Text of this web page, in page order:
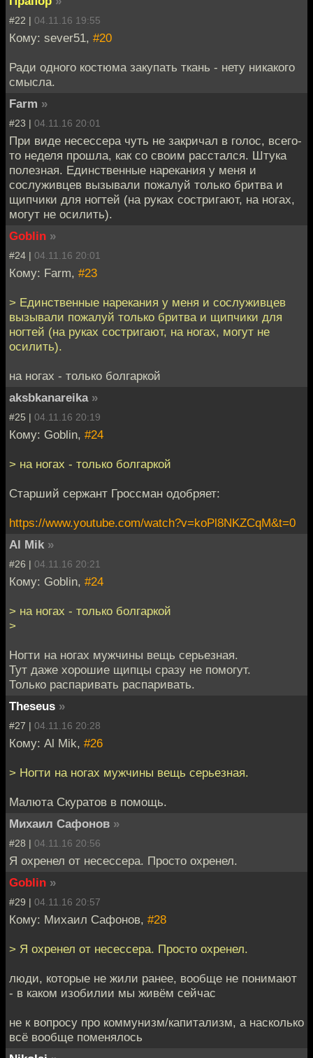
#22 | 04.11.16 19:55
Кому: sever51, #20
Ради одного костюма закупать ткань - нету никакого
смысла.
Farm »
#23 | 04.11.16 20:01
При виде несессера чуть не закричал в голос, всего-
то неделя прошла, как со своим расстался. Штука
полезная. Единственные нарекания у меня и
сослуживцев вызывали пожалуй только бритва и
щипчики для ногтей (на руках состригают, на ногах,
могут не осилить).
Goblin »
#24 | 04.11.16 20:01
Кому: Farm, #23
> Единственные нарекания у меня и сослуживцев
вызывали пожалуй только бритва и щипчики для
ногтей (на руках состригают, на ногах, могут не
осилить).
на ногах - только болгаркой
aksbkanareika »
#25 | 04.11.16 20:19
Кому: Goblin, #24
> на ногах - только болгаркой
Старший сержант Гроссман одобряет:
https://www.youtube.com/watch?v=koPl8NKZCqM&t=0
Al Mik »
#26 | 04.11.16 20:21
Кому: Goblin, #24
> на ногах - только болгаркой
>
Ногти на ногах мужчины вещь серьезная.
Тут даже хорошие щипцы сразу не помогут.
Только распаривать распаривать.
Theseus »
#27 | 04.11.16 20:28
Кому: Al Mik, #26
> Ногти на ногах мужчины вещь серьезная.
Малюта Скуратов в помощь.
Михаил Сафонов »
#28 | 04.11.16 20:56
Я охренел от несессера. Просто охренел.
Goblin »
#29 | 04.11.16 20:57
Кому: Михаил Сафонов, #28
> Я охренел от несессера. Просто охренел.
люди, которые не жили ранее, вообще не понимают
- в каком изобилии мы живём сейчас
не к вопросу про коммунизм/капитализм, а насколько
всё вообще поменялось